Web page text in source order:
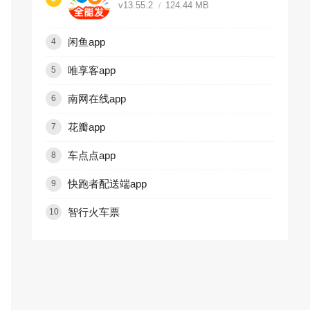
v13.55.2 124.44 MB
闲鱼app
4
唯享客app
5
南网在线app
6
花瓣app
7
车点点app
8
快跑者配送端app
9
智行火车票
10